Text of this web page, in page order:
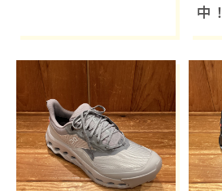
中！